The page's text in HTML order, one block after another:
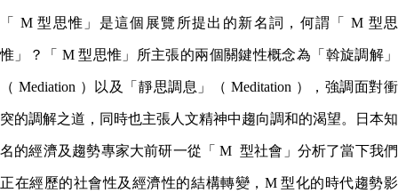
「 M 型思惟」是這個展覽所提出的新名詞，何謂「 M 型思
惟」？「 M 型思惟」所主張的兩個關鍵性概念為「斡旋調解」
（ Mediation ）以及「靜思調息」（ Meditation ），強調面對衝
突的調解之道，同時也主張人文精神中趨向調和的渴望。日本知
名的經濟及趨勢專家大前研一從「 M 型社會」分析了當下我們
正在經歷的社會性及經濟性的結構轉變，M 型化的時代趨勢影